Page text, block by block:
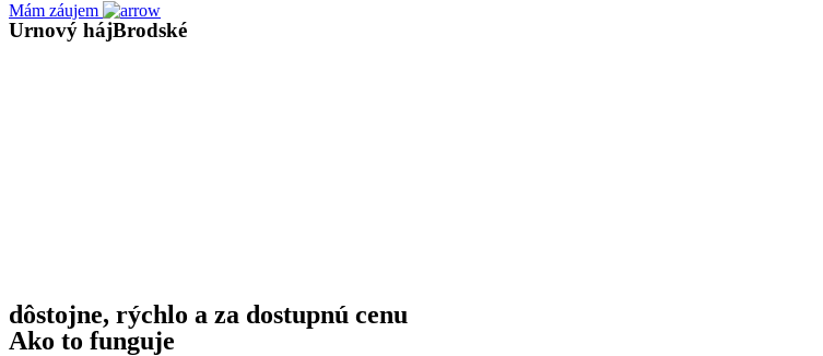
Mám záujem
Urnový hájBrodské
dôstojne, rýchlo a za dostupnú cenu
Ako to funguje